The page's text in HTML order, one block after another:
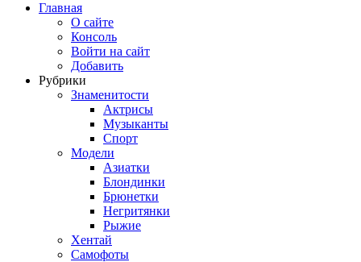
Главная
О сайте
Консоль
Войти на сайт
Добавить
Рубрики
Знаменитости
Актрисы
Музыканты
Спорт
Модели
Азиатки
Блондинки
Брюнетки
Негритянки
Рыжие
Хентай
Самофоты